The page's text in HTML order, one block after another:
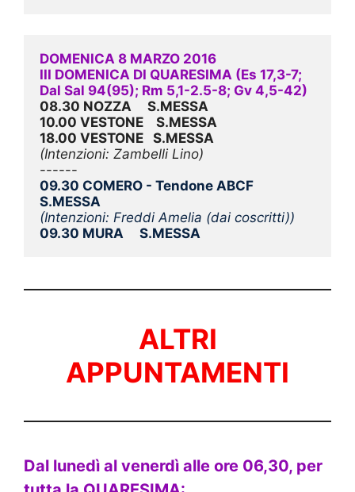
DOMENICA 8 MARZO 2016
III DOMENICA DI QUARESIMA (Es 17,3-7;
Dal Sal 94(95); Rm 5,1-2.5-8; Gv 4,5-42)
08.30 NOZZA     S.MESSA
10.00 VESTONE    S.MESSA
18.00 VESTONE S.MESSA
(Intenzioni: Zambelli Lino)
------
09.30 COMERO - Tendone ABCF
S.MESSA
(Intenzioni: Freddi Amelia (dai coscritti))
09.30 MURA     S.MESSA
ALTRI
APPUNTAMENTI
Dal lunedì al venerdì alle ore 06,30, per